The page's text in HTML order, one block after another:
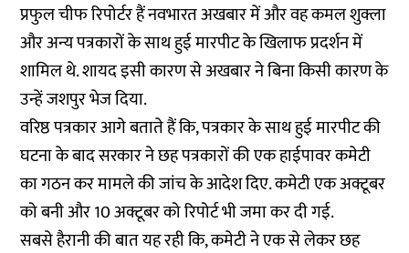
प्रफुल चीफ रिपोर्टर हैं नवभारत अखबार में और वह कमल शुक्ला
और अन्य पत्रकारों के साथ हुई मारपीट के खिलाफ प्रदर्शन में
शामिल थे. शायद इसी कारण से अखबार ने बिना किसी कारण के
उन्हें जशपुर भेज दिया.
वरिष्ठ पत्रकार आगे बताते हैं कि, पत्रकार के साथ हुई मारपीट की
घटना के बाद सरकार ने छह पत्रकारों की एक हाईपावर कमेटी
का गठन कर मामले की जांच के आदेश दिए. कमेटी एक अक्टूबर
को बनी और 10 अक्टूबर को रिपोर्ट भी जमा कर दी गई.
सबसे हैरानी की बात यह रही कि, कमेटी ने एक से लेकर छह